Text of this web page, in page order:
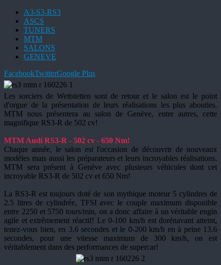
A3-S3-RS3
ASCS
TUNERS
MTM
SALONS
GENEVE
FacebookTwitterGoogle Plus
Les sorciers de Wettstetten sont de retour et le salon est le point
d'orgue de la présentation de leurs réalisations les plus abouties.
MTM nous présentera au salon de Genève, entre autres, cette
magnifique RS3-R de 502 cv!
MTM Audi RS3-R - 502 cv - 650 Nm!
Chaque année, le salon est l'occasion de découvrir de nouveaux
modèles mais aussi les préparateurs et leurs incroyables réalisations.
MTM sera présent à Genève avec plusieurs véhicules dont cet
incroyable RS3-R de 502 cv et 650 Nm!
La RS3-R est toujours doté de son mythique moteur 5 cylindres de
2.5 litres de cylindrée, TFSI avec le couple maximum disponible
entre 2250 et 5750 tours/min, on a donc affaire à un véritable engin
agile et extrêmement réactif! Le 0-100 km/h est dorénavant atteint,
tenez-vous bien, en 3.6 secondes et le 0-200 km/h en à peine 13.6
secondes, pour une vitesse maximum de 300 km/h, on est
véritablement dans des performances de supercar!